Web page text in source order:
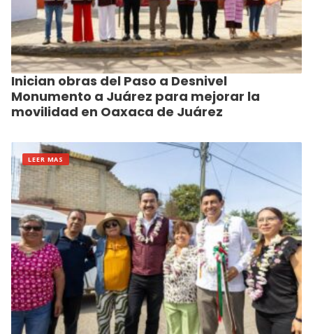
Inician obras del Paso a Desnivel
Monumento a Juárez para mejorar la
movilidad en Oaxaca de Juárez
LEER MAS